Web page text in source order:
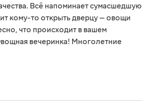
Всё напоминает сумасшедшую
кому-то открыть дверцу — овощи
что происходит в вашем
вечеринка! Многолетние